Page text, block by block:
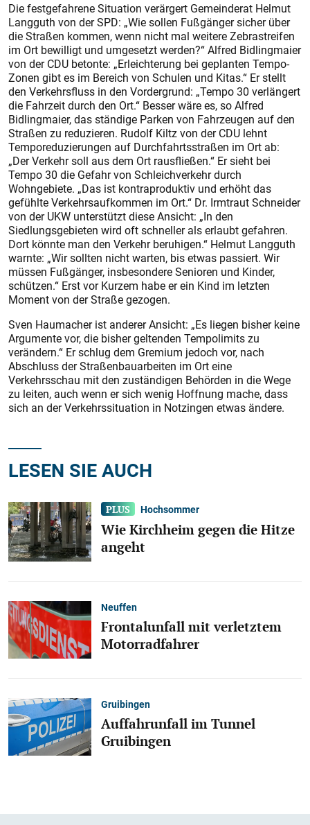
Die festgefahrene Situation verärgert Gemeinderat Helmut
Langguth von der SPD: „Wie sollen Fußgänger sicher über
die Straßen kommen, wenn nicht mal weitere Zebrastreifen
im Ort bewilligt und umgesetzt werden?“ Alfred Bidlingmaier
von der CDU betonte: „Erleichterung bei geplanten Tempo-
Zonen gibt es im Bereich von Schulen und Kitas.“ Er stellt
den Verkehrsfluss in den Vordergrund: „Tempo 30 verlängert
die Fahrzeit durch den Ort.“ Besser wäre es, so Alfred
Bidlingmaier, das ständige Parken von Fahrzeugen auf den
Straßen zu reduzieren. Rudolf Kiltz von der CDU lehnt
Temporeduzierungen auf Durchfahrtsstraßen im Ort ab:
„Der Verkehr soll aus dem Ort rausfließen.“ Er sieht bei
Tempo 30 die Gefahr von Schleichverkehr durch
Wohngebiete. „Das ist kontraproduktiv und erhöht das
gefühlte Verkehrsaufkommen im Ort.“ Dr. Irmtraut Schneider
von der UKW unterstützt diese Ansicht: „In den
Siedlungsgebieten wird oft schneller als erlaubt gefahren.
Dort könnte man den Verkehr beruhigen.“ Helmut Langguth
warnte: „Wir sollten nicht warten, bis etwas passiert. Wir
müssen Fußgänger, insbesondere Senioren und Kinder,
schützen.“ Erst vor Kurzem habe er ein Kind im letzten
Moment von der Straße gezogen.
Sven Haumacher ist anderer Ansicht: „Es liegen bisher keine
Argumente vor, die bisher geltenden Tempolimits zu
verändern.“ Er schlug dem Gremium jedoch vor, nach
Abschluss der Straßenbauarbeiten im Ort eine
Verkehrsschau mit den zuständigen Behörden in die Wege
zu leiten, auch wenn er sich wenig Hoffnung mache, dass
sich an der Verkehrssituation in Notzingen etwas ändere.
LESEN SIE AUCH
Hochsommer
Wie Kirchheim gegen die Hitze
angeht
Neuffen
Frontalunfall mit verletztem
Motorradfahrer
Gruibingen
Auffahrunfall im Tunnel
Gruibingen